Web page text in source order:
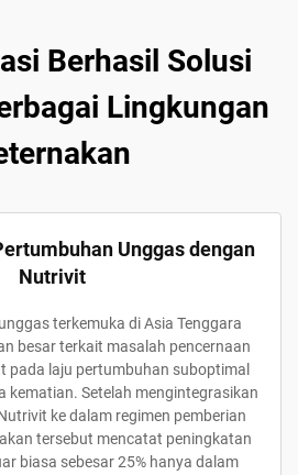
Berhasil Solusi
Lingkungan
Unggas dengan
Nutrivit
terkemuka di Asia Tenggara
besar terkait masalah pencernaan
pada laju pertumbuhan suboptimal
kematian. Setelah mengintegrasikan
ke dalam regimen pemberian
tersebut mencatat peningkatan
biasa sebesar 25% hanya dalam